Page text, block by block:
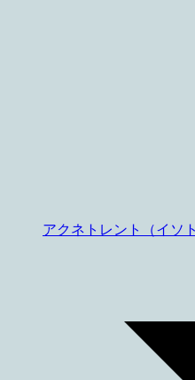
アクネトレント（イソ